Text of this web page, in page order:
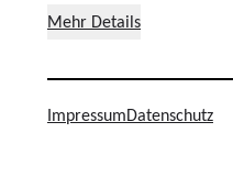
den #rueckenfrei
Mehr Details
ImpressumDatenschutz